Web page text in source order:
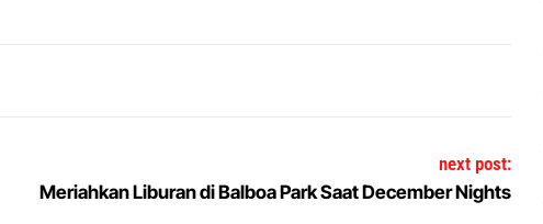
next post:
Meriahkan Liburan di Balboa Park Saat December Nights